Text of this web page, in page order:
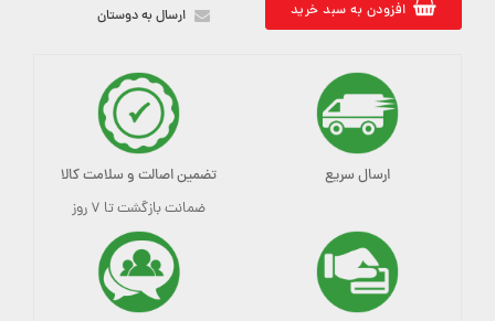
افزودن به سبد خرید ارسال به دوستان
ارسال سریع تضمین اصالت و سلامت کالا
ضمانت بازگشت تا ۷ روز